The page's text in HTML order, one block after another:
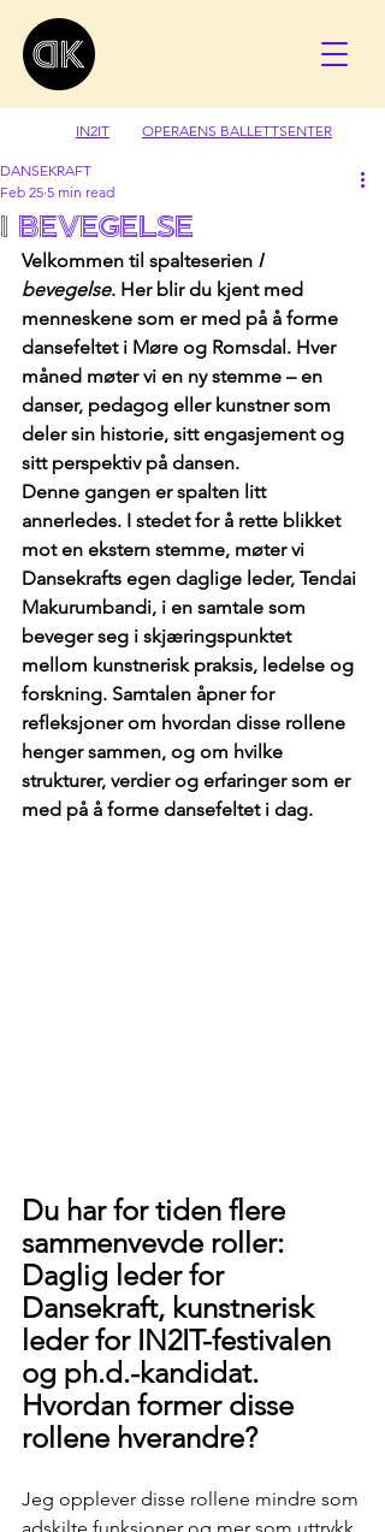
OPERAENS BALLETTSENTER
IN2IT
I bevegelse
DANSEKRAFT
Feb 25 5 min read
Velkommen til spalteserien I
bevegelse. Her blir du kjent med
menneskene som er med på å forme
dansefeltet i Møre og Romsdal. Hver
måned møter vi en ny stemme – en
danser, pedagog eller kunstner som
deler sin historie, sitt engasjement og
sitt perspektiv på dansen.
Denne gangen er spalten litt
annerledes. I stedet for å rette blikket
mot en ekstern stemme, møter vi
Dansekrafts egen daglige leder, Tendai
Makurumbandi, i en samtale som
beveger seg i skjæringspunktet
mellom kunstnerisk praksis, ledelse og
forskning. Samtalen åpner for
refleksjoner om hvordan disse rollene
henger sammen, og om hvilke
strukturer, verdier og erfaringer som er
med på å forme dansefeltet i dag.
Du har for tiden flere
sammenvevde roller:
Daglig leder for
Dansekraft, kunstnerisk
leder for IN2IT-festivalen
og ph.d.-kandidat.
Hvordan former disse
rollene hverandre?
Jeg opplever disse rollene mindre som